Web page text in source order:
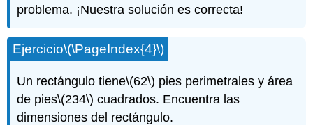
problema. ¡Nuestra solución es correcta!
Ejercicio\(\PageIndex{4}\)
Un rectángulo tiene\(62\) pies perimetrales y área
de pies\(234\) cuadrados. Encuentra las
dimensiones del rectángulo.